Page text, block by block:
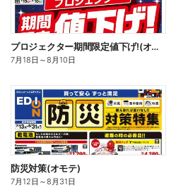
プロジェクター期間限定値下げ!(オモテ)
7月18日 ～8月10日
防災対策(オモテ)
7月12日 ～8月31日